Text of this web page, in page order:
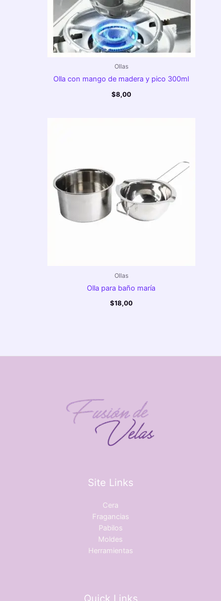
Ollas
Olla con mango de madera y pico 300ml
$8,00
Ollas
Olla para baño maría
$18,00
Site Links
Cera
Fragancias
Pabilos
Moldes
Herramientas
Quick Links